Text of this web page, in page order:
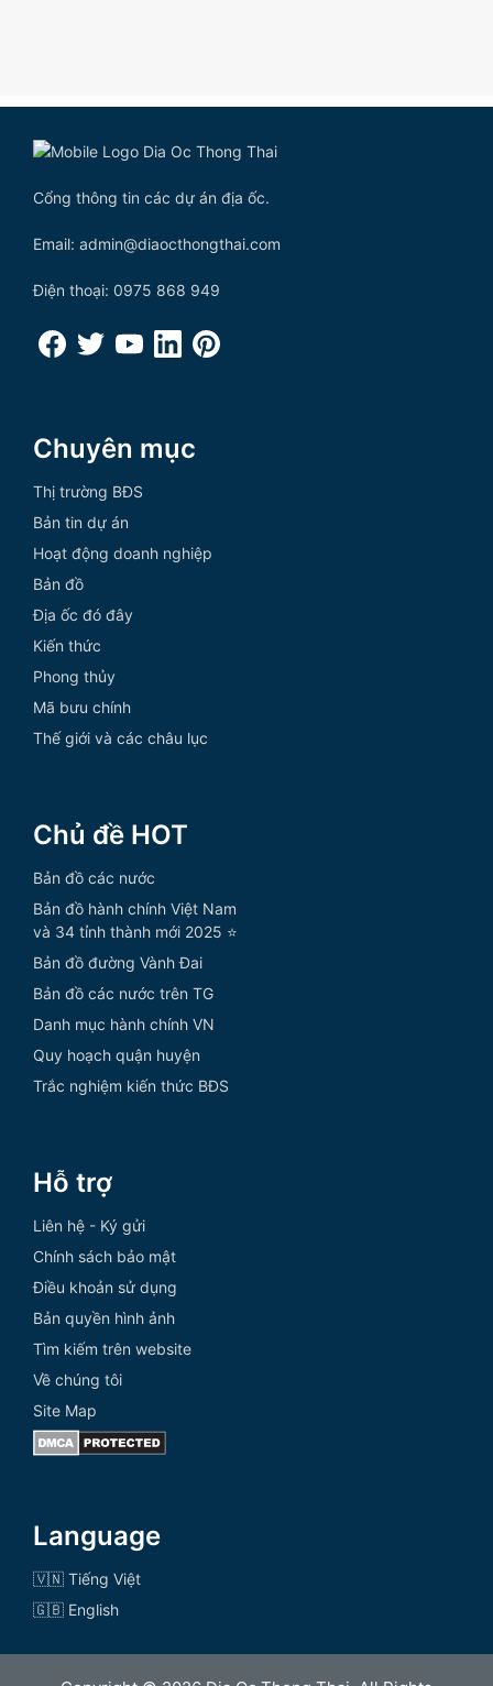
Cổng thông tin các dự án địa ốc.
Email: admin@diaocthongthai.com
Điện thoại: 0975 868 949
Chuyên mục
Thị trường BĐS
Bản tin dự án
Hoạt động doanh nghiệp
Bản đồ
Địa ốc đó đây
Kiến thức
Phong thủy
Mã bưu chính
Thế giới và các châu lục
Chủ đề HOT
Bản đồ các nước
Bản đồ hành chính Việt Nam
và 34 tỉnh thành mới 2025 ⭐
Bản đồ đường Vành Đai
Bản đồ các nước trên TG
Danh mục hành chính VN
Quy hoạch quận huyện
Trắc nghiệm kiến thức BĐS
Hỗ trợ
Liên hệ - Ký gửi
Chính sách bảo mật
Điều khoản sử dụng
Bản quyền hình ảnh
Tìm kiếm trên website
Về chúng tôi
Site Map
Language
🇻🇳 Tiếng Việt
🇬🇧 English